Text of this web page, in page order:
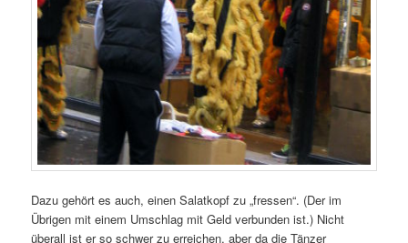
Dazu gehört es auch, einen Salatkopf zu „fressen“. (Der im
Übrigen mit einem Umschlag mit Geld verbunden ist.) Nicht
überall ist er so schwer zu erreichen, aber da die Tänzer